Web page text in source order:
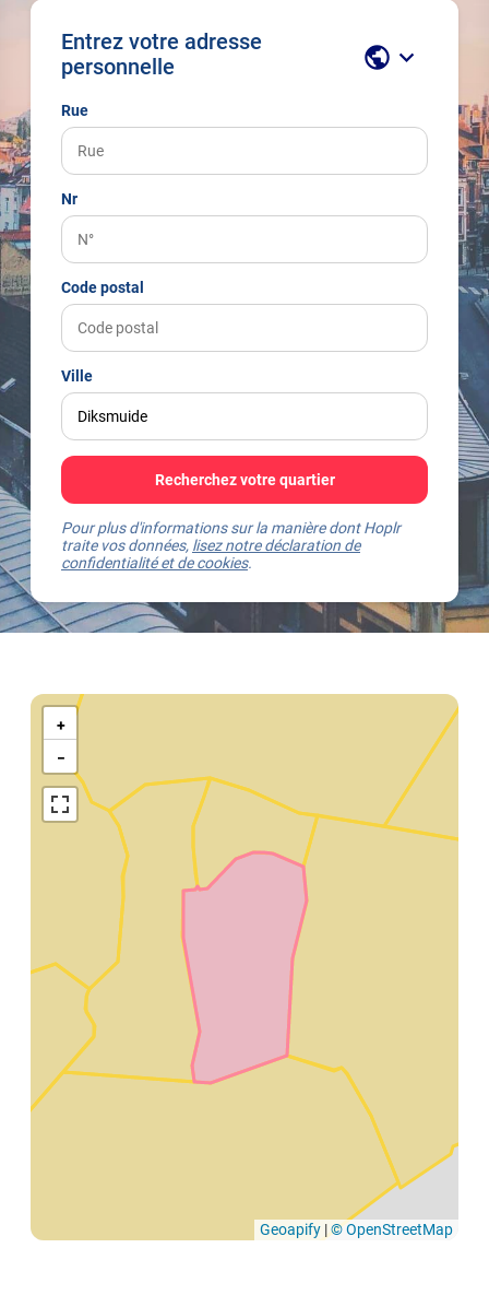
Entrez votre adresse
personnelle
public keyboard_arrow_down
Rue
Nr
Code postal
Ville
Recherchez votre quartier
Pour plus d'informations sur la manière dont Hoplr
traite vos données, lisez notre déclaration de
confidentialité et de cookies.
Kaart
Diksmuide
+
−
Geoapify |© OpenStreetMap